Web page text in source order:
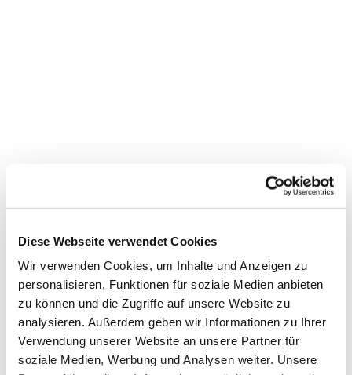
Diese Webseite verwendet Cookies
Wir verwenden Cookies, um Inhalte und Anzeigen zu
personalisieren, Funktionen für soziale Medien anbieten
zu können und die Zugriffe auf unsere Website zu
analysieren. Außerdem geben wir Informationen zu Ihrer
Verwendung unserer Website an unsere Partner für
soziale Medien, Werbung und Analysen weiter. Unsere
Dies könnte Sie auch
interessieren